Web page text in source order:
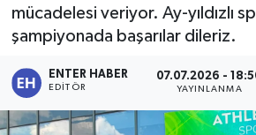
mücadelesi veriyor. Ay-yıldızlı
şampiyonada başarılar dileriz.
ENTER HABER
EDITÖR
07.07.2026 -
YAYINLANMA